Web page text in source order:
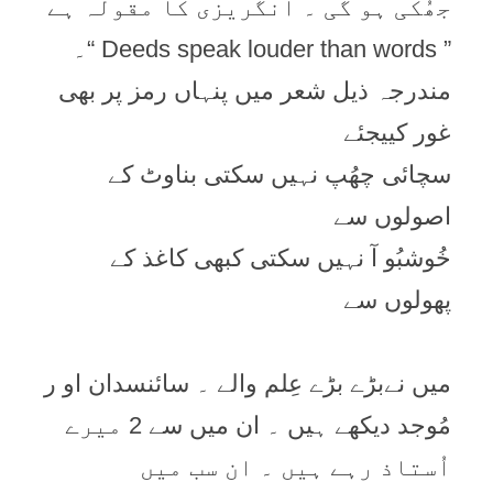
جھُکی ہو گی ۔ انگریزی کا مقولہ ہے
” Deeds speak louder than words “۔
مندرجہ ذیل شعر میں پنہاں رمز پر بھی
غور کییجئے
سچائی چھُپ نہیں سکتی بناوٹ کے
اصولوں سے
خُوشبُو آ نہیں سکتی کبھی کاغذ کے
پھولوں سے
میں نےبڑے بڑے عِلم والے ۔ سائنسدان او ر
مُوجد دیکھے ہیں ۔ ان میں سے 2 میرے
اُستاذ رہے ہیں ۔ ان سب میں